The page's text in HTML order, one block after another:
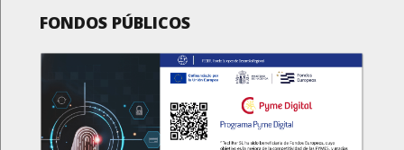
FONDOS PÚBLICOS